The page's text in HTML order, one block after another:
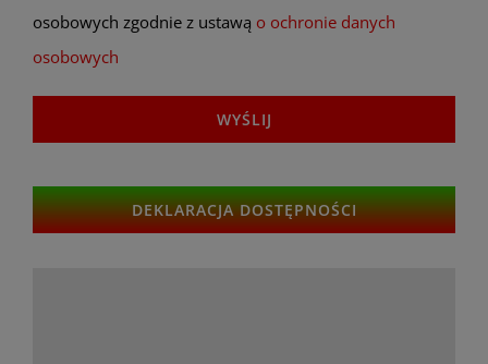
osobowych zgodnie z ustawą o ochronie danych
osobowych
DEKLARACJA DOSTĘPNOŚCI